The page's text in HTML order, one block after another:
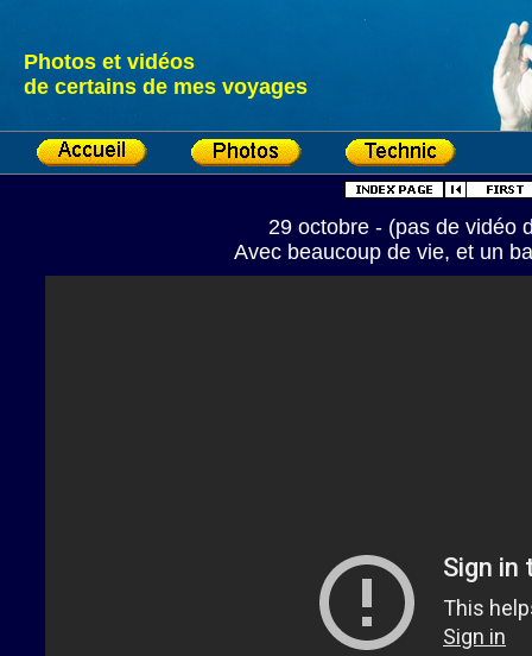
Photos et vidéos
de certains de mes voyages